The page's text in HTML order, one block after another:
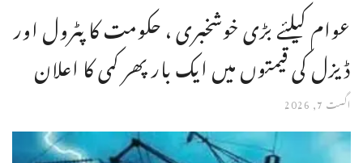
عوام کیلئے بڑی خوشخبری ، حکومت کا پٹرول اور
ڈیزل کی قیمتوں میں ایک بار پھر کمی کا اعلان
اگست 7, 2026